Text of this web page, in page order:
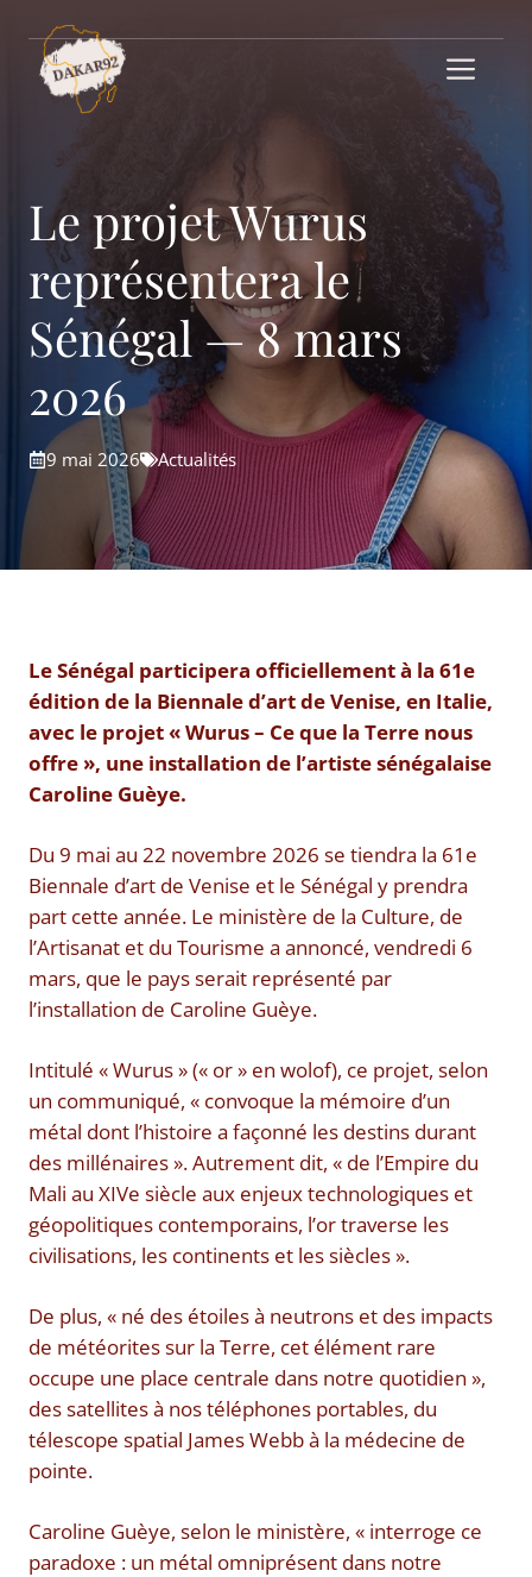
contenu
Le projet Wurus
représentera le
Sénégal — 8 mars
2026
9 mai 2026 Actualités
Le Sénégal participera officiellement à la 61e
édition de la Biennale d’art de Venise, en Italie,
avec le projet « Wurus – Ce que la Terre nous
offre », une installation de l’artiste sénégalaise
Caroline Guèye.
Du 9 mai au 22 novembre 2026 se tiendra la 61e
Biennale d’art de Venise et le Sénégal y prendra
part cette année. Le ministère de la Culture, de
l’Artisanat et du Tourisme a annoncé, vendredi 6
mars, que le pays serait représenté par
l’installation de Caroline Guèye.
Intitulé « Wurus » (« or » en wolof), ce projet, selon
un communiqué, « convoque la mémoire d’un
métal dont l’histoire a façonné les destins durant
des millénaires ». Autrement dit, « de l’Empire du
Mali au XIVe siècle aux enjeux technologiques et
géopolitiques contemporains, l’or traverse les
civilisations, les continents et les siècles ».
De plus, « né des étoiles à neutrons et des impacts
de météorites sur la Terre, cet élément rare
occupe une place centrale dans notre quotidien »,
des satellites à nos téléphones portables, du
télescope spatial James Webb à la médecine de
pointe.
Caroline Guèye, selon le ministère, « interroge ce
paradoxe : un métal omniprésent dans notre